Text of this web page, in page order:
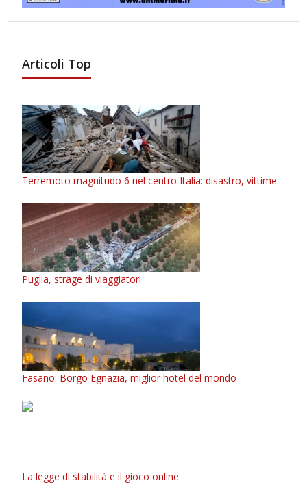
Articoli Top
Terremoto magnitudo 6 nel centro Italia: disastro, vittime
Puglia, strage di viaggiatori
Fasano: Borgo Egnazia, miglior hotel del mondo
La legge di stabilità e il gioco online